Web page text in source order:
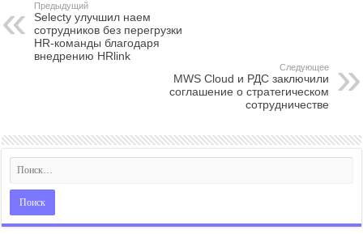
Предыдущий
Selecty улучшил наем
сотрудников без перегрузки
HR-команды благодаря
внедрению HRlink
Следующее
MWS Cloud и РДС заключили
соглашение о стратегическом
сотрудничестве